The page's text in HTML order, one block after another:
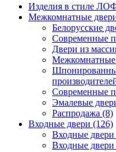
Изделия в стиле
Межкомнатные
Белорусские
Современные
Двери из
Межкомнатные
Современные
Эмалевые
Распродажа (8)
Входные двери (126)
Входные
Входные двери